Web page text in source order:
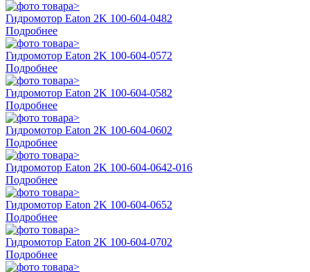
Гидромотор Eaton 2K 100-604-0482
Подробнее
Гидромотор Eaton 2K 100-604-0572
Подробнее
Гидромотор Eaton 2K 100-604-0582
Подробнее
Гидромотор Eaton 2K 100-604-0602
Подробнее
Гидромотор Eaton 2K 100-604-0642-016
Подробнее
Гидромотор Eaton 2K 100-604-0652
Подробнее
Гидромотор Eaton 2K 100-604-0702
Подробнее